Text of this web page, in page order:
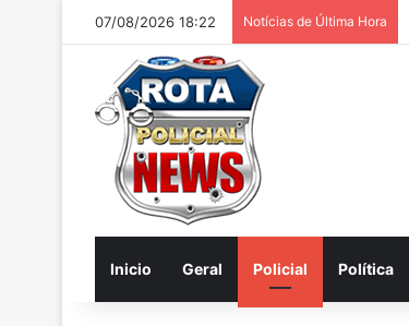
07/08/2026 18:22 Notícias de Última Hora
Inicio Geral Policial Política